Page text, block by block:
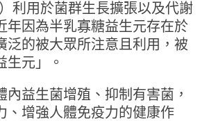
）利用於菌群生長擴張以及代謝
年因為半乳寡糖益生元存在於
泛的被大眾所注意且利用，被
生元」。
內益生菌增殖、抑制有害菌，
、增強人體免疫力的健康作